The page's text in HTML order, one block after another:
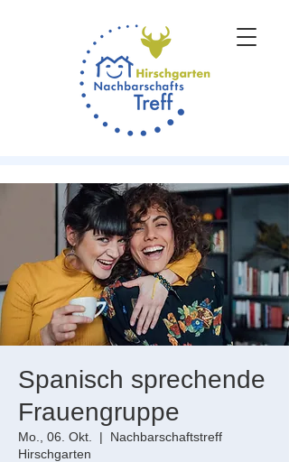
Spanisch sprechende
Frauengruppe
Mo., 06. Okt.
  |
Nachbarschaftstreff
Hirschgarten